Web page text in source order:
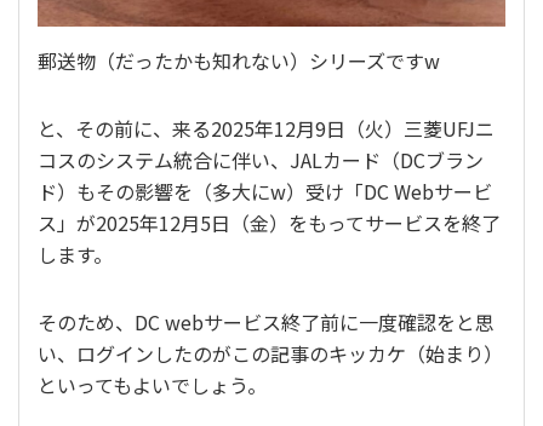
郵送物（だったかも知れない）シリーズですw
と、その前に、来る2025年12月9日（火）三菱UFJニ
コスのシステム統合に伴い、JALカード（DCブラン
ド）もその影響を（多大にw）受け「DC Webサービ
ス」が2025年12月5日（金）をもってサービスを終了
します。
そのため、DC webサービス終了前に一度確認をと思
い、ログインしたのがこの記事のキッカケ（始まり）
といってもよいでしょう。